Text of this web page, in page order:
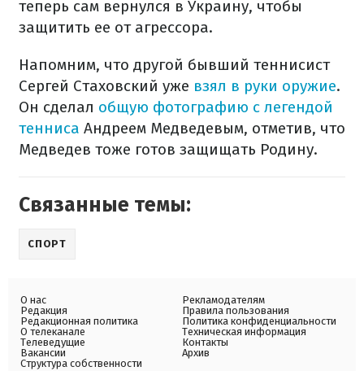
теперь сам вернулся в Украину, чтобы
защитить ее от агрессора.
Напомним, что другой бывший теннисист
Сергей Стаховский уже взял в руки оружие.
Он сделал общую фотографию с легендой
тенниса Андреем Медведевым, отметив, что
Медведев тоже готов защищать Родину.
Связанные темы:
СПОРТ
О нас
Редакция
Редакционная политика
О телеканале
Телеведущие
Вакансии
Структура собственности
Рекламодателям
Правила пользования
Политика конфиденциальности
Техническая информация
Контакты
Архив